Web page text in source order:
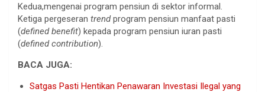
Kedua,mengenai program pensiun di sektor informal.
Ketiga pergeseran trendprogram pensiun manfaat pasti
(defined benefit) kepada program pensiun iuran pasti
(defined contribution).
BACA JUGA:
Satgas Pasti Hentikan Penawaran Investasi Ilegal yang